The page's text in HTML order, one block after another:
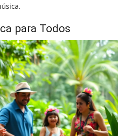
para Todos